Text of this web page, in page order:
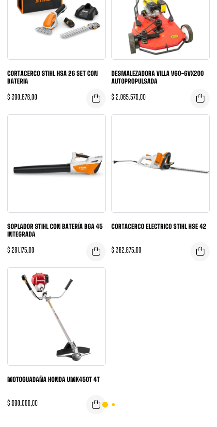
CORTACERCO STIHL HSA 26 SET CON
BATERIA
$ 390.676,00
DESMALEZADORA VILLA V60-6VX200
AUTOPROPULSADA
$ 2.065.579,00
SOPLADOR STIHL CON BATERÍA BGA 45
INTEGRADA
$ 281.175,00
CORTACERCO ELECTRICO STIHL HSE 42
$ 382.875,00
MOTOGUADAÑA HONDA UMK450T 4T
$ 990.000,00